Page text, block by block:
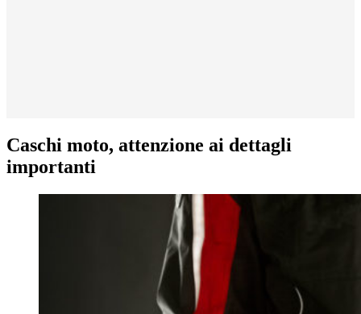
Caschi moto, attenzione ai dettagli
importanti